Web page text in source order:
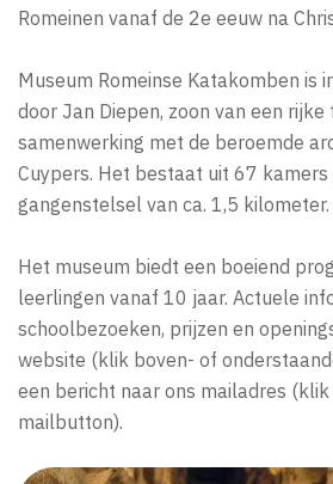
Romeinen vanaf de 2e eeuw na
Museum Romeinse Katakomben is
door Jan Diepen, zoon van een
samenwerking met de beroemde
Cuypers. Het bestaat uit 67 kamers
gangenstelsel van ca. 1,5 kilometer.
Het museum biedt een boeiend
leerlingen vanaf 10 jaar. Actuele
schoolbezoeken, prijzen en
website (klik boven- of
een bericht naar ons mailadres
mailbutton).